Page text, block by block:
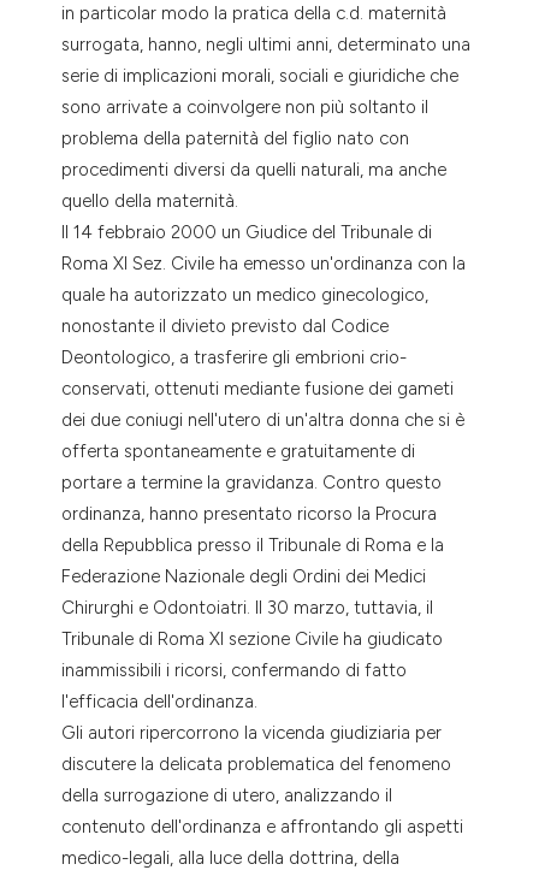
in which section the
was made.
in particolar modo la pratica della c.d. maternità
surrogata, hanno, negli ultimi anni, determinato una
serie di implicazioni morali, sociali e giuridiche che
sono arrivate a coinvolgere non più soltanto il
problema della paternità del figlio nato con
procedimenti diversi da quelli naturali, ma anche
quello della maternità.
Il 14 febbraio 2000 un Giudice del Tribunale di
Roma XI Sez. Civile ha emesso un'ordinanza con la
quale ha autorizzato un medico ginecologico,
nonostante il divieto previsto dal Codice
Deontologico, a trasferire gli embrioni crio-
conservati, ottenuti mediante fusione dei gameti
dei due coniugi nell'utero di un'altra donna che si è
offerta spontaneamente e gratuitamente di
portare a termine la gravidanza. Contro questo
ordinanza, hanno presentato ricorso la Procura
della Repubblica presso il Tribunale di Roma e la
Federazione Nazionale degli Ordini dei Medici
Chirurghi e Odontoiatri. Il 30 marzo, tuttavia, il
Tribunale di Roma XI sezione Civile ha giudicato
inammissibili i ricorsi, confermando di fatto
l'efficacia dell'ordinanza.
Gli autori ripercorrono la vicenda giudiziaria per
discutere la delicata problematica del fenomeno
della surrogazione di utero, analizzando il
contenuto dell'ordinanza e affrontando gli aspetti
medico-legali, alla luce della dottrina, della